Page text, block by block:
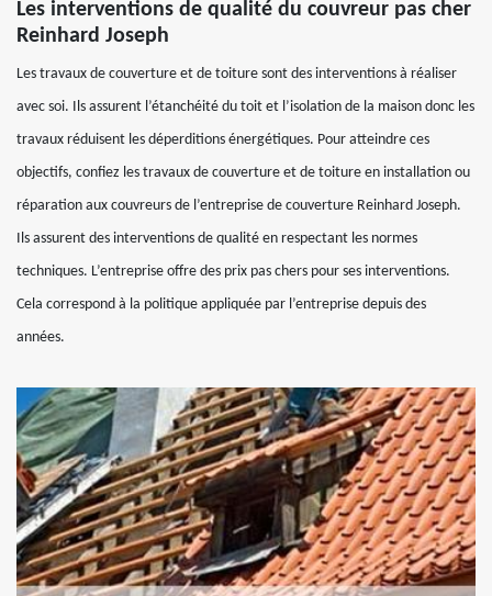
Les interventions de qualité du couvreur pas cher
Reinhard Joseph
Les travaux de couverture et de toiture sont des interventions à réaliser
avec soi. Ils assurent l’étanchéité du toit et l’isolation de la maison donc les
travaux réduisent les déperditions énergétiques. Pour atteindre ces
objectifs, confiez les travaux de couverture et de toiture en installation ou
réparation aux couvreurs de l’entreprise de couverture Reinhard Joseph.
Ils assurent des interventions de qualité en respectant les normes
techniques. L’entreprise offre des prix pas chers pour ses interventions.
Cela correspond à la politique appliquée par l’entreprise depuis des
années.